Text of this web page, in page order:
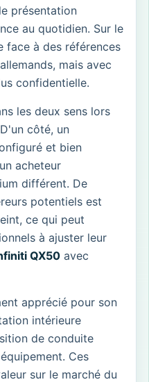
présentation
au quotidien. Sur le
face à des références
mais avec
confidentielle.
les deux sens lors
côté, un
et bien
acheteur
différent. De
potentiels est
ce qui peut
à ajuster leur
QX50 avec
apprécié pour son
intérieure
de conduite
Ces
sur le marché du